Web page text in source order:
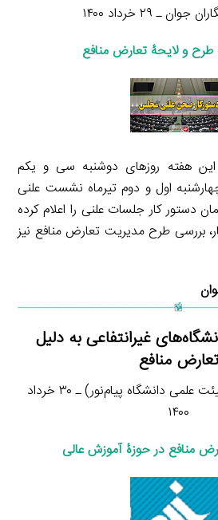
ـ ۲۹ خرداد ۱۴۰۰
طرح و لایحۀ تعارض منافع
هفته روزهای دوشنبه سی و یکم
اول و دوم تیرماه نشست علنی
دستور کار جلسات علنی را اعلام کرده
بررسی طرح مدیریت تعارض منافع نیز
غیرانتفاعی به دلیل
تعارض منافع
مرتضی مرادی (عضو هیئت علمی دانشگاه پیام‌نور) ـ ۳۰ خرداد
۱۴۰۰
منافع در حوزۀ آموزش عالی